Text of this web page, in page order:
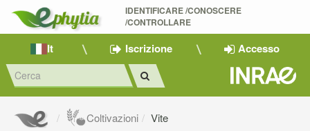
IDENTIFICARE /CONOSCERE
/CONTROLLARE
It Iscrizione Accesso
Coltivazioni Vite